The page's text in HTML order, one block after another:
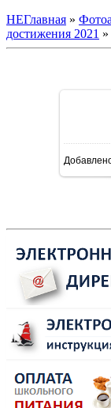
НЕГлавная »
достижения 2021
В